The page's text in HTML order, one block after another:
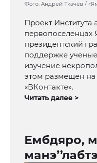
Фото: Андрей Ткачёв /
Проект Института
первопоселенцах
президентский
поддержке
изучение
этом размещен на
«ВКонтакте».
Читать далее >
Ембдяро,